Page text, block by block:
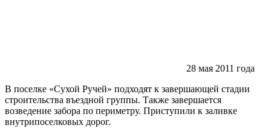
28 мая 2011 года
В поселке «Сухой Ручей» подходят к завершающей стадии
строительства въездной группы. Также завершается
возведение забора по периметру. Приступили к заливке
внутрипоселковых дорог.